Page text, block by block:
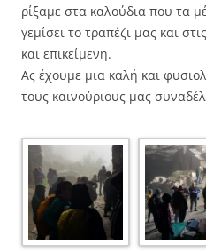
ρίξαμε στα καλούδια που τα
γεμίσει το τραπέζι μας και
και επικείμενη.
Ας έχουμε μια καλή και
τους καινούριους μας